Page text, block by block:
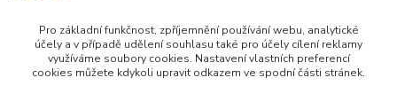
(Po-Pá - 9:00-17:00hod, So 8:00-12:00hod)
obchod@evterinka.cz
Pro základní funkčnost, zpříjemnění používání webu, analytické
účely a v případě udělení souhlasu také pro účely cílení reklamy
využíváme soubory cookies. Nastavení vlastních preferencí
cookies můžete kdykoli upravit odkazem ve spodní části stránek.